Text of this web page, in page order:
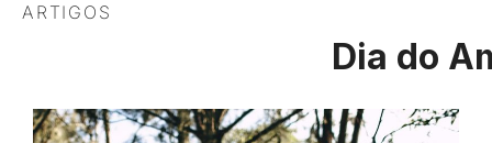
ARTIGOS
Dia do